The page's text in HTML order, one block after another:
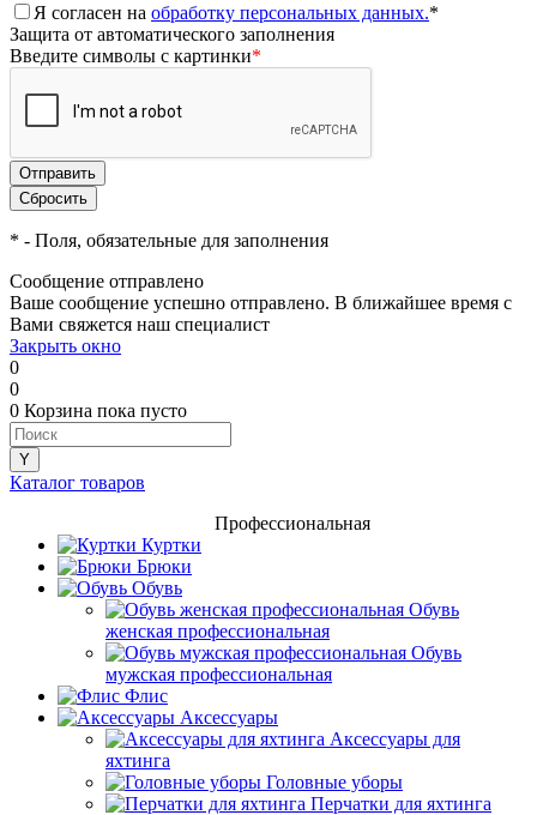
Я согласен на обработку персональных данных.*
Защита от автоматического заполнения
Введите символы с картинки*
* - Поля, обязательные для заполнения
Сообщение отправлено
Ваше сообщение успешно отправлено. В ближайшее время с
Вами свяжется наш специалист
Закрыть окно
0
0
0 Корзина пока пусто
Каталог товаров
Профессиональная
Куртки
Брюки
Обувь
Обувь
женская профессиональная
Обувь
мужская профессиональная
Флис
Аксессуары
Аксессуары для
яхтинга
Головные уборы
Перчатки для яхтинга